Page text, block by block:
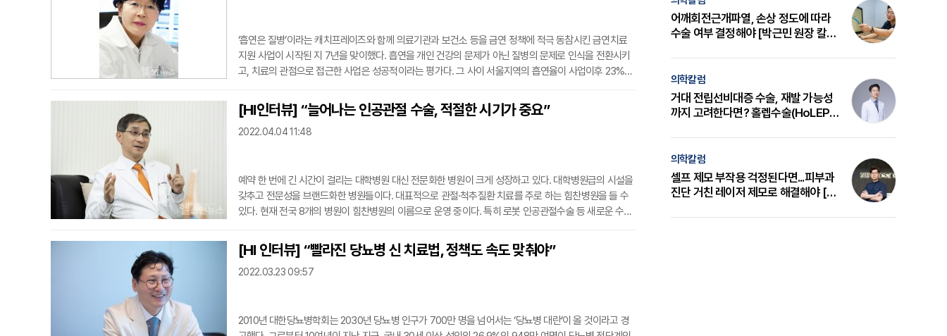
‘흡연은 질병’이라는 캐치프레이즈와 함께 의료기관과 보건소 등을 금연 정책에 적극 동참시킨 금연치료
지원 사업이 시작된 지 7년을 맞이했다. 흡연을 개인 건강의 문제가 아닌 질병의 문제로 인식을 전환시키
고, 치료의 관점으로 접근한 사업은 성공적이라는 평가다. 그 사이 서울지역의 흡연율이 사업이후 23%에
19년 6.7%(보건복지부 청소년건강행태조사)로 도리어 조금씩 늘고 있는 추세다. 청소년의 흡연 문제를
개선할 수 있는 정책의 변화가 필요하다는 지적이 나오는 이유다. 청소년 금연에 대한 접근 방향과 향후 금
연 정책에 대한 ...
[HI인터뷰] “늘어나는 인공관절 수술, 적절한 시기가 중요”
2022.04.04 11:48
예약 한 번에 긴 시간이 걸리는 대학병원 대신 전문화한 병원이 크게 성장하고 있다. 대학병원급의 시설을
갖추고 전문성을 브랜드화한 병원들이다. 대표적으로 관절·척추질환 치료를 주로 하는 힘찬병원을 들 수
있다. 현재 전국 8개의 병원이 힘찬병원의 이름으로 운영 중이다. 특히 로봇 인공관절수술 등 새로운 수술
지않은 활약을 보이고 있다. 지난해 말 기준으로 힘찬병원의 무릎 인공관절수술은 14만 건을 넘어섰다. 한
해 평균 무릎인공관절 수술건수가 10만 여건(심사평가원 2020년 기준)임을 감안하면 국내 무릎 인공관
절수술의 약...
[HI 인터뷰] “빨라진 당뇨병 신 치료법, 정책도 속도 맞춰야”
2022.03.23 09:57
2010년 대한당뇨병학회는 2030년 당뇨병 인구가 700만 명을 넘어서는 ‘당뇨병 대란’이 올 것이라고 경
어깨회전근개파열, 손상 정도에 따라
수술 여부 결정해야 [박근민 원장 칼
의학칼럼
거대 전립선비대증 수술, 재발 가능성
까지 고려한다면? 홀렙수술(HoLEP)
의학칼럼
셀프 제모 부작용 걱정된다면...피부과
진단 거친 레이저 제모로 해결해야 [변